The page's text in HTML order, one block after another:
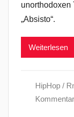
unorthodoxen
„Absisto“.
Weiterlesen
HipHop /